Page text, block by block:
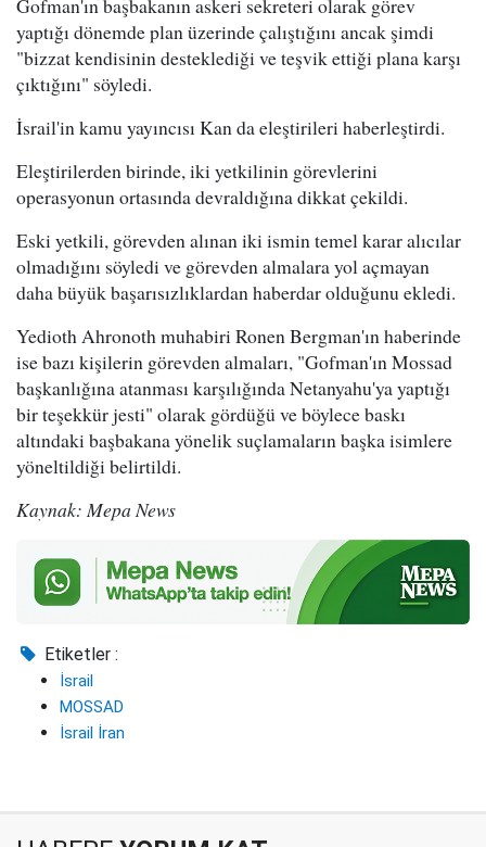
Gofman'ın başbakanın askeri sekreteri olarak görev
yaptığı dönemde plan üzerinde çalıştığını ancak şimdi
"bizzat kendisinin desteklediği ve teşvik ettiği plana karşı
çıktığını" söyledi.
İsrail'in kamu yayıncısı Kan da eleştirileri haberleştirdi.
Eleştirilerden birinde, iki yetkilinin görevlerini
operasyonun ortasında devraldığına dikkat çekildi.
Eski yetkili, görevden alınan iki ismin temel karar alıcılar
olmadığını söyledi ve görevden almalara yol açmayan
daha büyük başarısızlıklardan haberdar olduğunu ekledi.
Yedioth Ahronoth muhabiri Ronen Bergman'ın haberinde
ise bazı kişilerin görevden almaları, "Gofman'ın Mossad
başkanlığına atanması karşılığında Netanyahu'ya yaptığı
bir teşekkür jesti" olarak gördüğü ve böylece baskı
altındaki başbakana yönelik suçlamaların başka isimlere
yöneltildiği belirtildi.
Kaynak: Mepa News
Etiketler :
İsrail
MOSSAD
İsrail İran